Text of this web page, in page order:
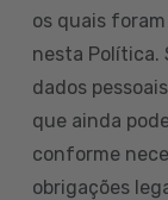
os quais
nesta Política.
dados
que ainda
conforme
obrigações